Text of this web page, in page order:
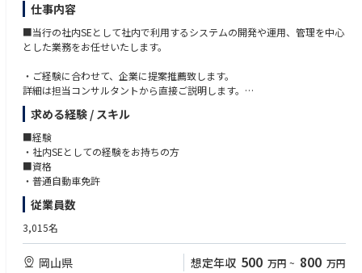
■仕事の魅力
・AI-RAN／Open RANの商用化を支える基地局ソフトウエア開発に携わる
ことができます。
を身につけることができます。
・GPUやAIなど最先端技術を活用したソフトウエア開発に挑戦できます。
ができます。
仕事内容
■当行の社内SEとして社内で利用するシステムの開発や運用、管理を中心
とした業務をお任せいたします。
・ご経験に合わせて、企業に提案推薦致します。
詳細は担当コンサルタントから直接ご説明します。
※本求人はご登録者様のスキル・経験をもとに、企業へのご提案推薦を行
う求人です。
仕事内容・雇用条件などは面接を通じて最終決定となる為、面接時・内定
時には必ず雇用主にご確認下さい。
求める経験 / スキル
■経験
・社内SEとしての経験をお持ちの方
■資格
・普通自動車免許
従業員数
3,015名
岡山県 想定年収 500 万円 ~ 800 万円